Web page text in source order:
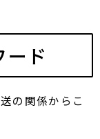
ド
の関係からこ